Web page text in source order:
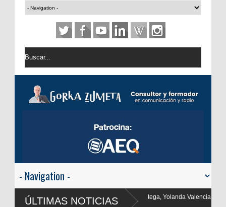
ÚLTIMAS NOTICIAS
Yolanda Valencia y Frank Blanco regresan a